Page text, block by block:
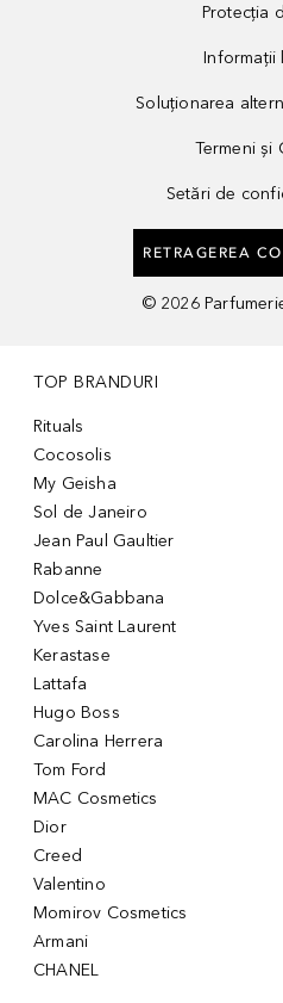
Protecția
Informații
Soluționarea
Termeni și
Setări de
RETRAGEREA
© 2026
TOP BRANDURI
Rituals
Cocosolis
My Geisha
Sol de Janeiro
Jean Paul Gaultier
Rabanne
Dolce&Gabbana
Yves Saint Laurent
Kerastase
Lattafa
Hugo Boss
Carolina Herrera
Tom Ford
MAC Cosmetics
Dior
Creed
Valentino
Momirov Cosmetics
Armani
CHANEL